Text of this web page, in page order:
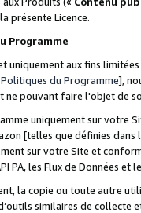
présente Licence.
Programme
uniquement aux fins
Politiques du Programme],
ne pouvant faire l'objet de
uniquement sur votre
[telles que définies dans
sur votre Site et
PA, les Flux de Données
la copie ou toute autre
similaires de